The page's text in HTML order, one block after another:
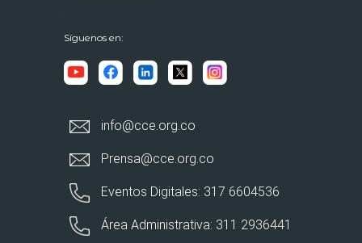
Síguenos en:
info@cce.org.co
Prensa@cce.org.co
Eventos Digitales: 317 6604536
Área Administrativa: 311 2936441